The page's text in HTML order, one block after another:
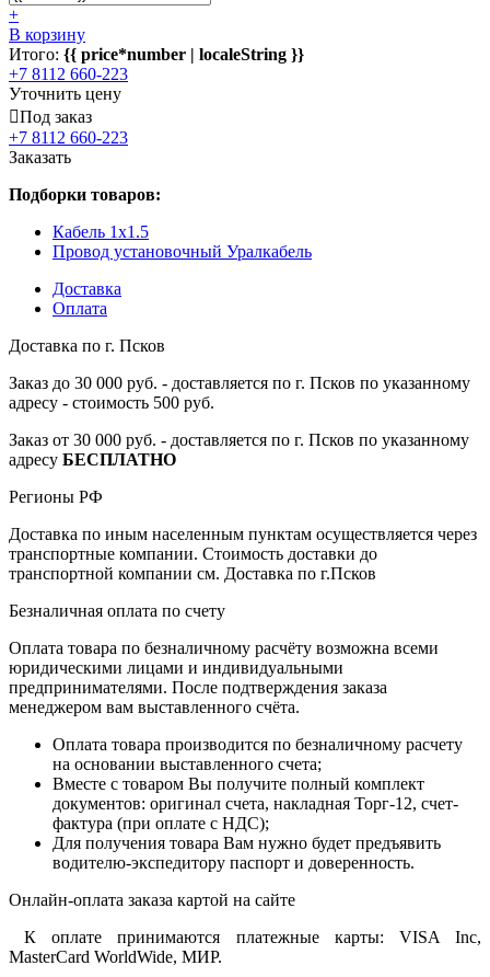
+
В корзину
Итого: {{ price*number | localeString }}
+7 8112 660-223
Уточнить цену
Под заказ
+7 8112 660-223
Заказать
Подборки товаров:
Кабель 1x1.5
Провод установочный Уралкабель
Доставка
Оплата
Доставка по г. Псков
Заказ до 30 000 руб. - доставляется по г. Псков по указанному
адресу - стоимость 500 руб.
Заказ от 30 000 руб. - доставляется по г. Псков по указанному
адресу БЕСПЛАТНО
Регионы РФ
Доставка по иным населенным пунктам осуществляется через
транспортные компании. Стоимость доставки до
транспортной компании см. Доставка по г.Псков
Безналичная оплата по счету
Оплата товара по безналичному расчёту возможна всеми
юридическими лицами и индивидуальными
предпринимателями. После подтверждения заказа
менеджером вам выставленного счёта.
Оплата товара производится по безналичному расчету
на основании выставленного счета;
Вместе с товаром Вы получите полный комплект
документов: оригинал счета, накладная Торг-12, счет-
фактура (при оплате с НДС);
Для получения товара Вам нужно будет предъявить
водителю-экспедитору паспорт и доверенность.
Онлайн-оплата заказа картой на сайте
К оплате принимаются платежные карты: VISA Inc,
MasterCard WorldWide, МИР.